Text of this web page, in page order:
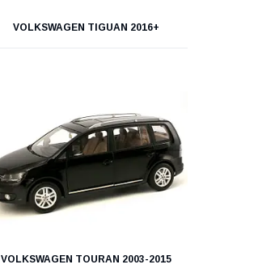
VOLKSWAGEN TIGUAN 2016+
VOLKSWAGEN TOURAN 2003-2015